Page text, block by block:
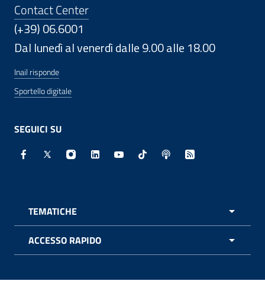
Contact Center
(+39) 06.6001
Dal lunedì al venerdì dalle 9.00 alle 18.00
Inail risponde
Sportello digitale
SEGUICI SU
Facebook - Sito esterno - Apertura in nuova finestra
X - Sito esterno - Apertura in nuova finestra
Instagram - Sito esterno - Apertura in
Linkedin - Sito esterno - Apertura in
Youtube - Sito esterno -
TikTok - Sito esterno -
Spreaker - Sito
Feed RSS -
TEMATICHE
ACCESSO RAPIDO